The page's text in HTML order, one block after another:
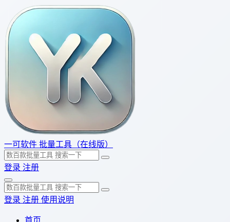
一可软件 批量工具（在线版）
登录 注册
登录 注册 使用说明
首页